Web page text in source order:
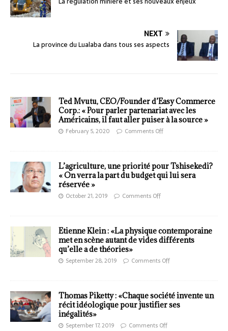
NEXT
La province du Lualaba dans tous ses aspects
Ted Mvutu, CEO/Founder d’Easy Commerce
Corp.: « Pour parler partenariat avec les
Américains, il faut aller puiser à la source »
February 5, 2020 Comments Off
L’agriculture, une priorité pour Tshisekedi?
« On verra la part du budget qui lui sera
réservée »
October 21, 2019 Comments Off
Etienne Klein : «La physique contemporaine
met en scène autant de vides différents
qu’elle a de théories»
September 28, 2019 Comments Off
Thomas Piketty : «Chaque société invente un
récit idéologique pour justifier ses
inégalités»
September 17, 2019 Comments Off